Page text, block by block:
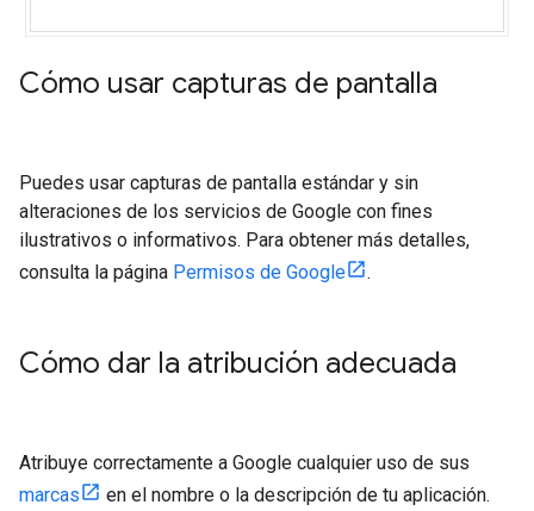
Cómo usar capturas de pantalla
Puedes usar capturas de pantalla estándar y sin
alteraciones de los servicios de Google con fines
ilustrativos o informativos. Para obtener más detalles,
consulta la página Permisos de Google .
Cómo dar la atribución adecuada
Atribuye correctamente a Google cualquier uso de sus
marcas
en el nombre o la descripción de tu aplicación.